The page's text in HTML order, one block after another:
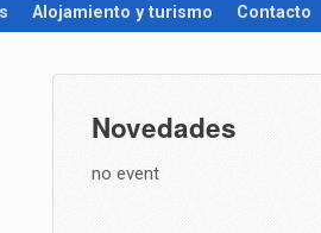
Alojamiento y turismo Contacto
Novedades
no event